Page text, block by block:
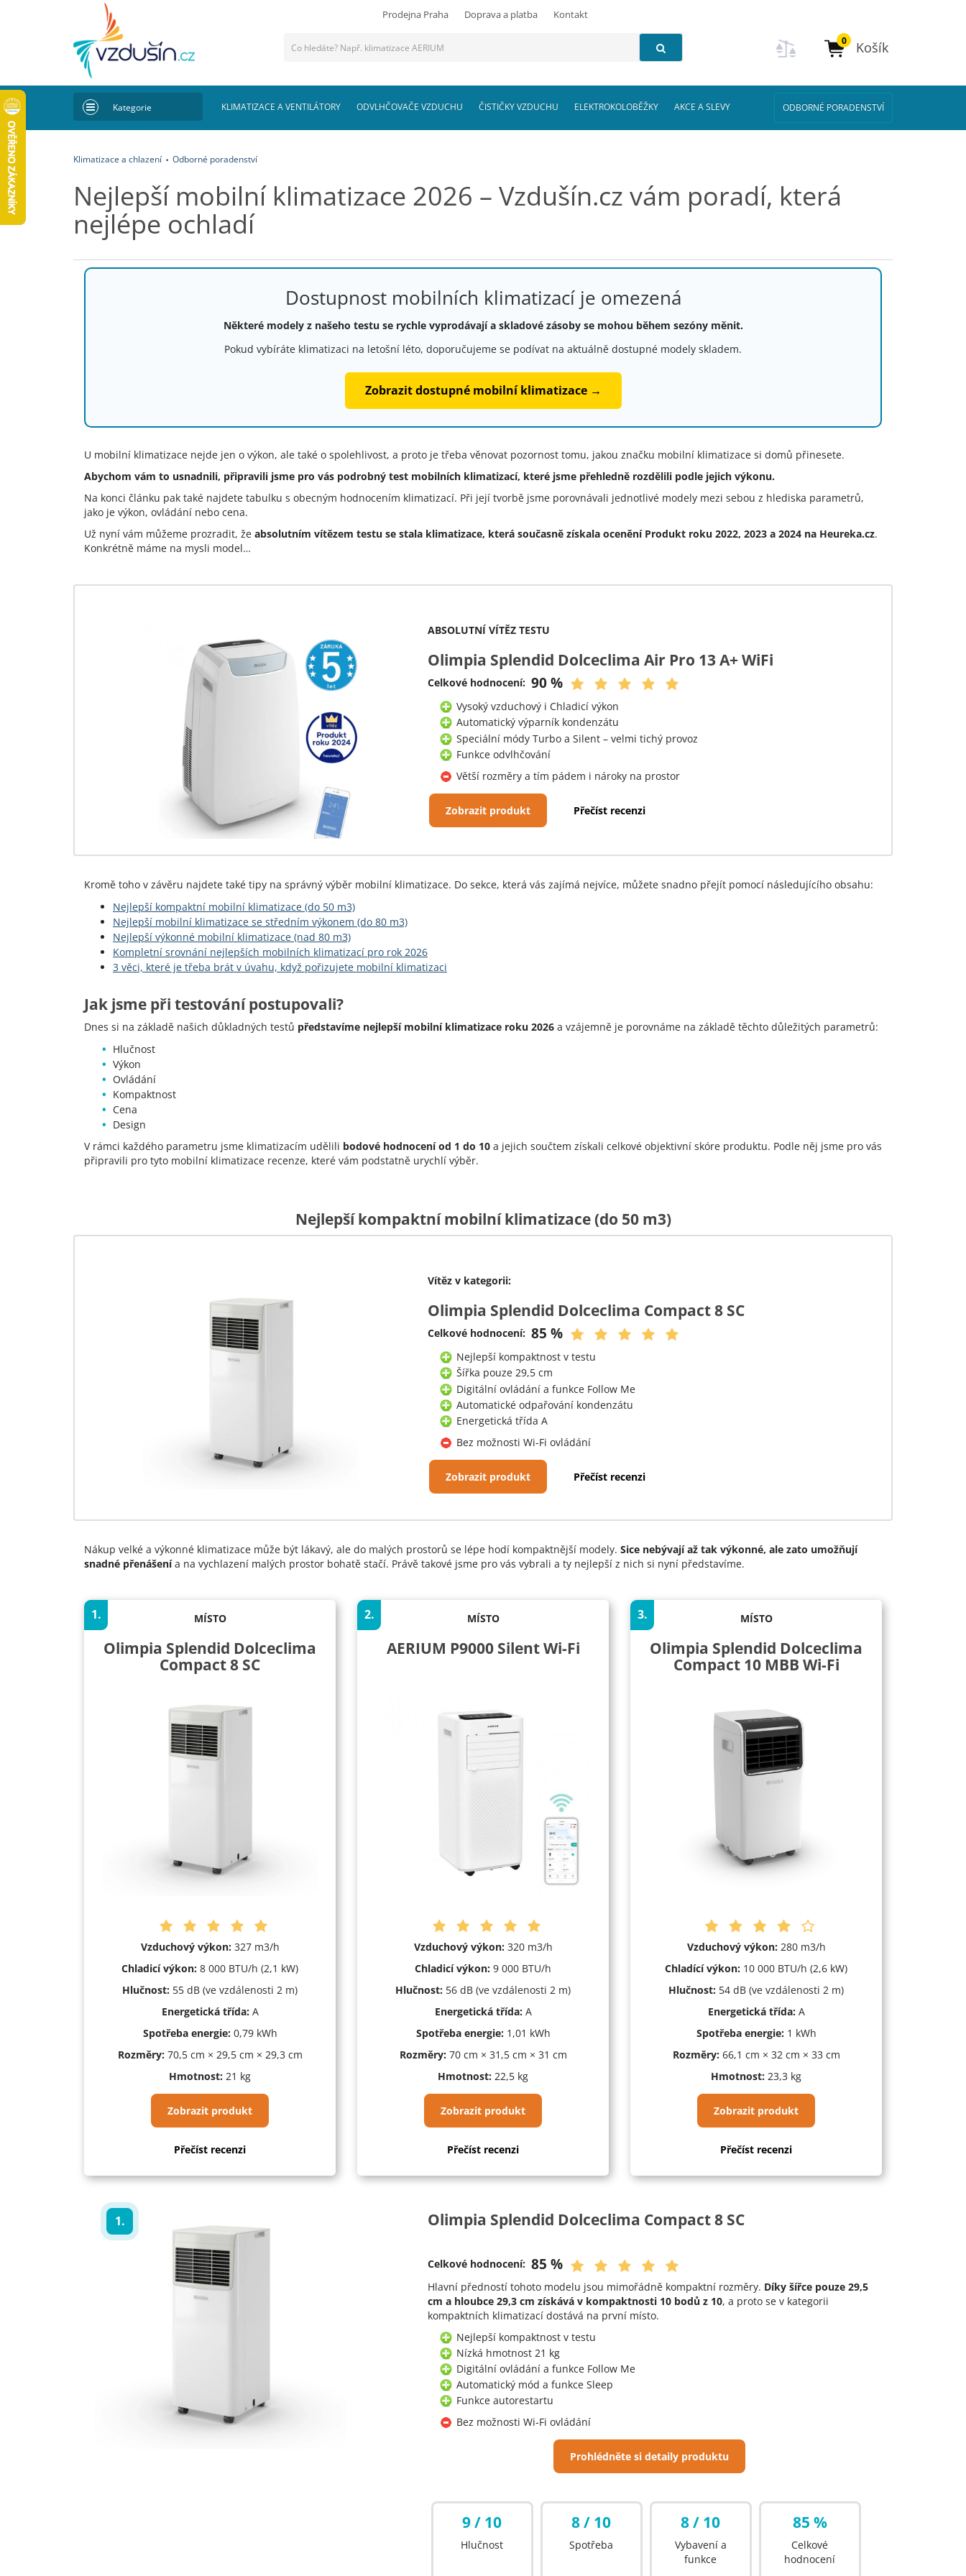
Prodejna Praha Doprava a platba Kontakt
0 Košík
Kategorie KLIMATIZACE A VENTILÁTORY ODVLHČOVAČE VZDUCHU ČISTIČKY VZDUCHU ELEKTROKOLOBĚŽKY AKCE A SLEVY ODBORNÉ PORADENSTVÍ
Klimatizace a chlazení Odborné poradenství
Nejlepší mobilní klimatizace 2026 – Vzdušín.cz vám poradí, která
nejlépe ochladí
Dostupnost mobilních klimatizací je omezená
Některé modely z našeho testu se rychle vyprodávají a skladové zásoby se mohou během sezóny měnit.
Pokud vybíráte klimatizaci na letošní léto, doporučujeme se podívat na aktuálně dostupné modely skladem.
Zobrazit dostupné mobilní klimatizace →
U mobilní klimatizace nejde jen o výkon, ale také o spolehlivost, a proto je třeba věnovat pozornost tomu, jakou značku mobilní klimatizace si domů přinesete.
Abychom vám to usnadnili, připravili jsme pro vás podrobný test mobilních klimatizací, které jsme přehledně rozdělili podle jejich výkonu.
Na konci článku pak také najdete tabulku s obecným hodnocením klimatizací. Při její tvorbě jsme porovnávali jednotlivé modely mezi sebou z hlediska parametrů,
jako je výkon, ovládání nebo cena.
Už nyní vám můžeme prozradit, že absolutním vítězem testu se stala klimatizace, která současně získala ocenění Produkt roku 2022, 2023 a 2024 na Heureka.cz.
Konkrétně máme na mysli model…
ABSOLUTNÍ VÍTĚZ TESTU
Olimpia Splendid Dolceclima Air Pro 13 A+ WiFi
Celkové hodnocení: 90 %
Vysoký vzduchový i Chladicí výkon
Automatický výparník kondenzátu
Speciální módy Turbo a Silent – velmi tichý provoz
Funkce odvlhčování
Větší rozměry a tím pádem i nároky na prostor
Zobrazit produkt Přečíst recenzi
Kromě toho v závěru najdete také tipy na správný výběr mobilní klimatizace. Do sekce, která vás zajímá nejvíce, můžete snadno přejít pomocí následujícího obsahu:
Nejlepší kompaktní mobilní klimatizace (do 50 m3)
Nejlepší mobilní klimatizace se středním výkonem (do 80 m3)
Nejlepší výkonné mobilní klimatizace (nad 80 m3)
Kompletní srovnání nejlepších mobilních klimatizací pro rok 2026
3 věci, které je třeba brát v úvahu, když pořizujete mobilní klimatizaci
Jak jsme při testování postupovali?
Dnes si na základě našich důkladných testů představíme nejlepší mobilní klimatizace roku 2026 a vzájemně je porovnáme na základě těchto důležitých parametrů:
Hlučnost
Výkon
Ovládání
Kompaktnost
Cena
Design
V rámci každého parametru jsme klimatizacím udělili bodové hodnocení od 1 do 10 a jejich součtem získali celkové objektivní skóre produktu. Podle něj jsme pro vás
připravili pro tyto mobilní klimatizace recenze, které vám podstatně urychlí výběr.
Nejlepší kompaktní mobilní klimatizace (do 50 m3)
Vítěz v kategorii:
Olimpia Splendid Dolceclima Compact 8 SC
Celkové hodnocení: 85 %
Nejlepší kompaktnost v testu
Šířka pouze 29,5 cm
Digitální ovládání a funkce Follow Me
Automatické odpařování kondenzátu
Energetická třída A
Bez možnosti Wi-Fi ovládání
Zobrazit produkt Přečíst recenzi
Nákup velké a výkonné klimatizace může být lákavý, ale do malých prostorů se lépe hodí kompaktnější modely. Sice nebývají až tak výkonné, ale zato umožňují
snadné přenášenía na vychlazení malých prostor bohatě stačí. Právě takové jsme pro vás vybrali a ty nejlepší z nich si nyní představíme.
1. MÍSTO
Olimpia Splendid Dolceclima
Compact 8 SC
Vzduchový výkon: 327 m3/h
Chladicí výkon: 8 000 BTU/h (2,1 kW)
Hlučnost: 55 dB (ve vzdálenosti 2 m)
Energetická třída:A
Spotřeba energie:0,79 kWh
Rozměry:70,5 cm × 29,5 cm × 29,3 cm
Hmotnost: 21 kg
Zobrazit produkt
Přečíst recenzi
2. MÍSTO
AERIUM P9000 Silent Wi-Fi
Vzduchový výkon: 320 m3/h
Chladicí výkon: 9 000 BTU/h
Hlučnost: 56 dB (ve vzdálenosti 2 m)
Energetická třída:A
Spotřeba energie:1,01 kWh
Rozměry:70 cm × 31,5 cm × 31 cm
Hmotnost: 22,5 kg
Zobrazit produkt
Přečíst recenzi
3. MÍSTO
Olimpia Splendid Dolceclima
Compact 10 MBB Wi-Fi
Vzduchový výkon: 280 m3/h
Chladící výkon: 10 000 BTU/h (2,6 kW)
Hlučnost: 54 dB (ve vzdálenosti 2 m)
Energetická třída:A
Spotřeba energie:1 kWh
Rozměry:66,1 cm × 32 cm × 33 cm
Hmotnost: 23,3 kg
Zobrazit produkt
Přečíst recenzi
1. Olimpia Splendid Dolceclima Compact 8 SC
Celkové hodnocení: 85 %
Hlavní předností tohoto modelu jsou mimořádně kompaktní rozměry. Díky šířce pouze 29,5
cm a hloubce 29,3 cm získává v kompaktnosti 10 bodů z 10, a proto se v kategorii
kompaktních klimatizací dostává na první místo.
Nejlepší kompaktnost v testu
Nízká hmotnost 21 kg
Digitální ovládání a funkce Follow Me
Automatický mód a funkce Sleep
Funkce autorestartu
Bez možnosti Wi-Fi ovládání
Prohlédněte si detaily produktu
9 / 10
Hlučnost
8 / 10
Spotřeba
8 / 10
Vybavení a
funkce
85 %
Celkové
hodnocení